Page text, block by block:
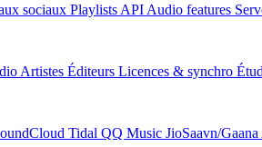
sociaux Playlists API Audio features
Artistes Éditeurs Licences & synchro
Tidal QQ Music JioSaavn/Gaana